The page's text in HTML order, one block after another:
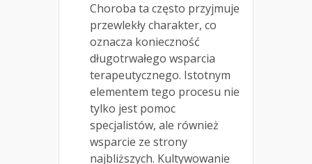
Choroba ta często przyjmuje
przewlekły charakter, co
oznacza konieczność
długotrwałego wsparcia
terapeutycznego. Istotnym
elementem tego procesu nie
tylko jest pomoc
specjalistów, ale również
wsparcie ze strony
najbliższych. Kultywowanie